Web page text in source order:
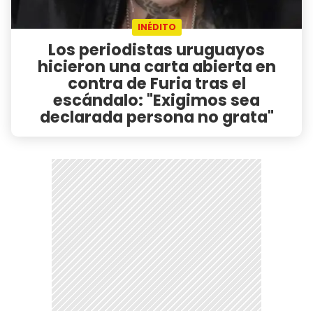
INÉDITO
Los periodistas uruguayos
hicieron una carta abierta en
contra de Furia tras el
escándalo: "Exigimos sea
declarada persona no grata"